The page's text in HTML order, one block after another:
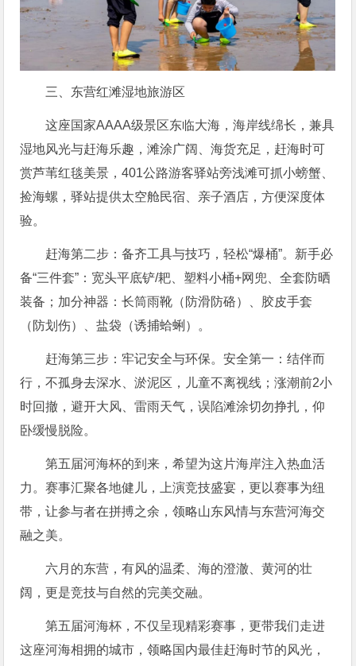
三、东营红滩湿地旅游区
这座国家AAAA级景区东临大海，海岸线绵长，兼具
湿地风光与赶海乐趣，滩涂广阔、海货充足，赶海时可
赏芦苇红毯美景，401公路游客驿站旁浅滩可抓小螃蟹、
捡海螺，驿站提供太空舱民宿、亲子酒店，方便深度体
验。
赶海第二步：备齐工具与技巧，轻松“爆桶”。新手必
备“三件套”：宽头平底铲/耙、塑料小桶+网兜、全套防晒
装备；加分神器：长筒雨靴（防滑防硌）、胶皮手套
（防划伤）、盐袋（诱捕蛤蜊）。
赶海第三步：牢记安全与环保。安全第一：结伴而
行，不孤身去深水、淤泥区，儿童不离视线；涨潮前2小
时回撤，避开大风、雷雨天气，误陷滩涂切勿挣扎，仰
卧缓慢脱险。
第五届河海杯的到来，希望为这片海岸注入热血活
力。赛事汇聚各地健儿，上演竞技盛宴，更以赛事为纽
带，让参与者在拼搏之余，领略山东风情与东营河海交
融之美。
六月的东营，有风的温柔、海的澄澈、黄河的壮
阔，更是竞技与自然的完美交融。
第五届河海杯，不仅呈现精彩赛事，更带我们走进
这座河海相拥的城市，领略国内最佳赶海时节的风光，